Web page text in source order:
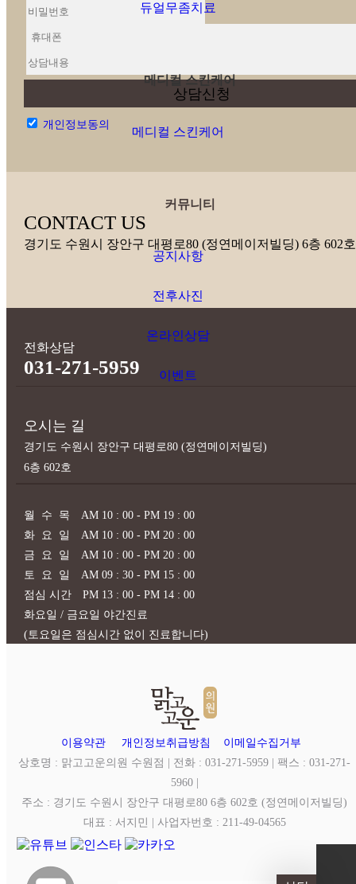
듀얼무좀치료
메디컬 스킨케어
메디컬 스킨케어
커뮤니티
공지사항
전후사진
온라인상담
이벤트
개인정보동의
CONTACT US
경기도 수원시 장안구 대평로80 (정연메이저빌딩) 6층 602호
전화상담
031-271-5959
오시는 길
경기도 수원시 장안구 대평로80 (정연메이저빌딩)
6층 602호
월 수 목 AM 10 : 00 - PM 19 : 00
화 요 일 AM 10 : 00 - PM 20 : 00
금 요 일 AM 10 : 00 - PM 20 : 00
토 요 일 AM 09 : 30 - PM 15 : 00
점심 시간 PM 13 : 00 - PM 14 : 00
화요일 / 금요일 야간진료
(토요일은 점심시간 없이 진료합니다)
이용약관 개인정보취급방침
이메일수집거부
상호명 : 맑고고운의원 수원점 | 전화 : 031-271-5959 | 팩스 : 031-271-
5960 |
주소 : 경기도 수원시 장안구 대평로80 6층 602호 (정연메이저빌딩)
대표 : 서지민 | 사업자번호 : 211-49-04565